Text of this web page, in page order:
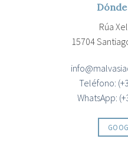
Rúa
15704
Teléfono:
WhatsApp: